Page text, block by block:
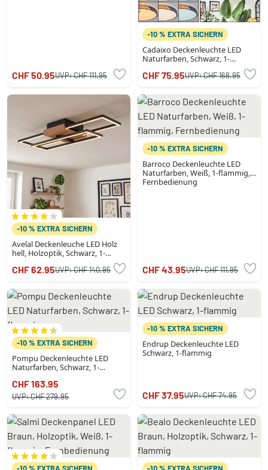
CHF 50.95UVP:CHF 111.95
-10 % EXTRA SICHERN
Cadaixo Deckenleuchte LED
Naturfarben, Schwarz, 1-
CHF 75.95UVP:CHF 168.95
-10 % EXTRA SICHERN
Avelal Deckenleuche LED Holz
hell, Holzoptik, Schwarz, 1-
CHF 62.95UVP:CHF 140.95
-10 % EXTRA SICHERN
Barroco Deckenleuchte LED
Naturfarben, Weiß, 1-flammig,
Fernbedienung
CHF 43.95UVP:CHF 111.95
-10 % EXTRA SICHERN
Pompu Deckenleuchte LED
Naturfarben, Schwarz, 1-
CHF 163.95
UVP:CHF 279.95
-10 % EXTRA SICHERN
Endrup Deckenleuchte LED
Schwarz, 1-flammig
CHF 37.95UVP:CHF 74.95